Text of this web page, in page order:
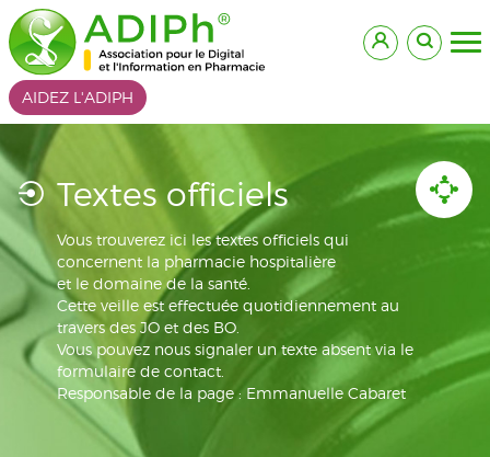
AIDEZ L'ADIPH
Textes officiels
Vous trouverez ici les textes officiels qui
concernent la pharmacie hospitalière
et le domaine de la santé.
Cette veille est effectuée quotidiennement au
travers des JO et des BO.
Vous pouvez nous signaler un texte absent via le
formulaire de contact.
Responsable de la page : Emmanuelle Cabaret